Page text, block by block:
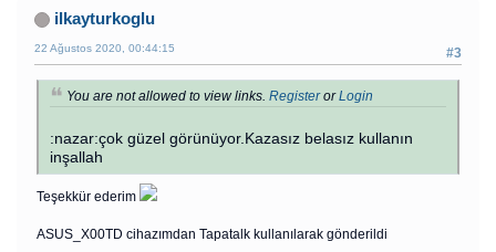
ilkayturkoglu
#3
22 Ağustos 2020, 00:44:15
You are not allowed to view links. RegisterorLogin
:nazar:çok güzel görünüyor.Kazasız belasız kullanın
inşallah
Teşekkür ederim
ASUS_X00TD cihazımdan Tapatalk kullanılarak gönderildi